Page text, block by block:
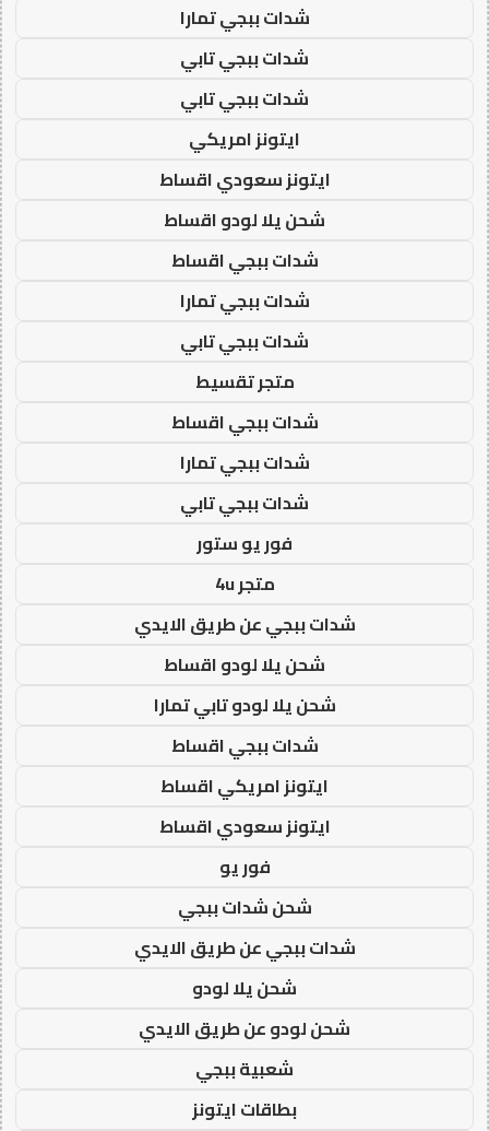
شدات ببجي تمارا
شدات ببجي تابي
شدات ببجي تابي
ايتونز امريكي
ايتونز سعودي اقساط
شحن يلا لودو اقساط
شدات ببجي اقساط
شدات ببجي تمارا
شدات ببجي تابي
متجر تقسيط
شدات ببجي اقساط
شدات ببجي تمارا
شدات ببجي تابي
فور يو ستور
متجر 4u
شدات ببجي عن طريق الايدي
شحن يلا لودو اقساط
شحن يلا لودو تابي تمارا
شدات ببجي اقساط
ايتونز امريكي اقساط
ايتونز سعودي اقساط
فور يو
شحن شدات ببجي
شدات ببجي عن طريق الايدي
شحن يلا لودو
شحن لودو عن طريق الايدي
شعبية ببجي
بطاقات ايتونز